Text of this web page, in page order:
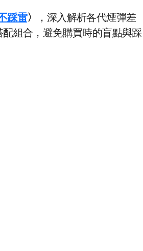
踩雷〉
，深入解析各代煙彈差
組合，避免購買時的盲點與踩